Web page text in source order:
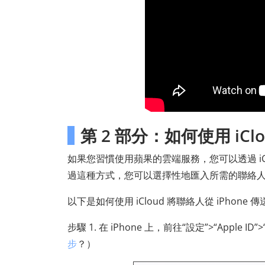
第 2 部分：如何使用
如果您習慣使用蘋果的雲端服務，您可以透過
過這種方式，您可以選擇性地匯入所需的聯絡
以下是如何使用 iCloud 將聯絡人從 iPhone 傳
步驟 1. 在 iPhone 上，前往“設定”>“Apple
步？）